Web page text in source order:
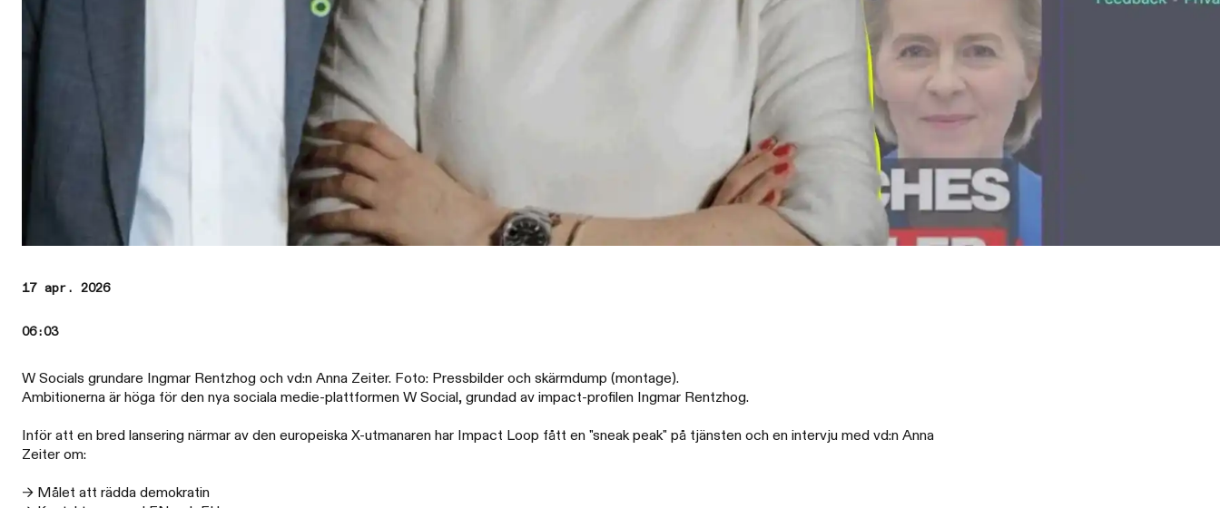
17 apr. 2026
06:03
W Socials grundare Ingmar Rentzhog och vd:n Anna Zeiter. Foto: Pressbilder och skärmdump (montage).
Ambitionerna är höga för den nya sociala medie-plattformen W Social, grundad av impact-profilen Ingmar Rentzhog.
Inför att en bred lansering närmar av den europeiska X-utmanaren har Impact Loop fått en "sneak peak" på tjänsten och en intervju med vd:n Anna
Zeiter om:
→ Målet att rädda demokratin